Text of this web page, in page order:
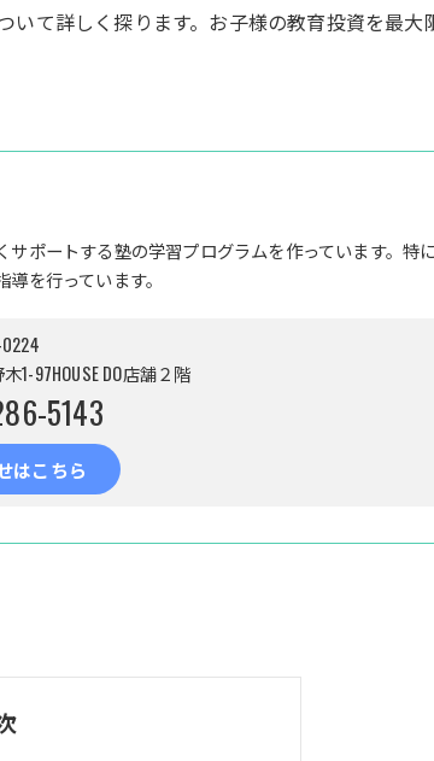
て詳しく探ります。お子様の教育投資を最
ポートする塾の学習プログラムを作っています。特
を行っています。
1-97HOUSE DO店舗２階
5143
はこちら